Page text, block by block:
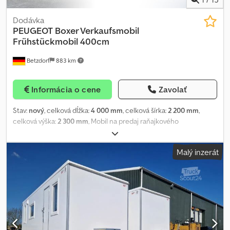
Betzdorf 883 km
Dodávka
PEUGEOT Boxer Verkaufsmobil
Frühstückmobil 400cm
Informácia o cene Zavolať
Stav: nový, celková dĺžka:4 000 mm, celková šírka:2 200 mm,
celková výška:2 300 mm, Mobil na predaj raňajkového
občerstvenia, čerstvého tovaru, samojazdný predajný automobil
Tento konkrétny objekt slúži ako príklad našej práce a bol už
odovzdaný zákazníkovi. Ako výrobca v oblasti individuálnych
nadstavieb navrhujeme, plánujeme a vyrábame vozidlá podľa
VAŠICH požiadaviek. Rozmery, nadstavby, výbava, farebné riešenie
aj technológia môžu byť stanovené individuálne. Máte otázky
ohľadom realizovateľnosti? Pošlite nám váš zoznam požiadaviek
alebo jednoduchý náčrt a pripravíme vám detailnú ponuku s
rozpisom cien. Pre dopyty, prosím, použite číslo 0490. Technické
Malý inzerát